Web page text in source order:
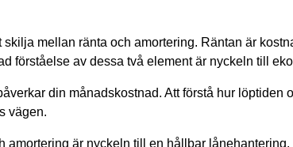
mellan ränta och amortering. Räntan är
förståelse av dessa två element är nyckeln till
din månadskostnad. Att förstå hur
vägen.
amortering är nyckeln till en hållbar